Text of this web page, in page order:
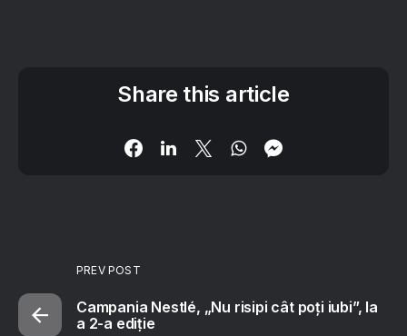
Share this article
PREV POST
Campania Nestlé, „Nu risipi cât poți iubi”, la
a 2-a ediție